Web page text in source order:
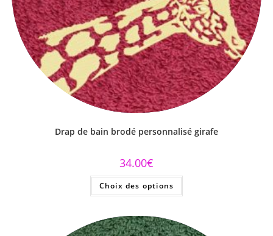
Drap de bain brodé personnalisé girafe
34.00€
Choix des options